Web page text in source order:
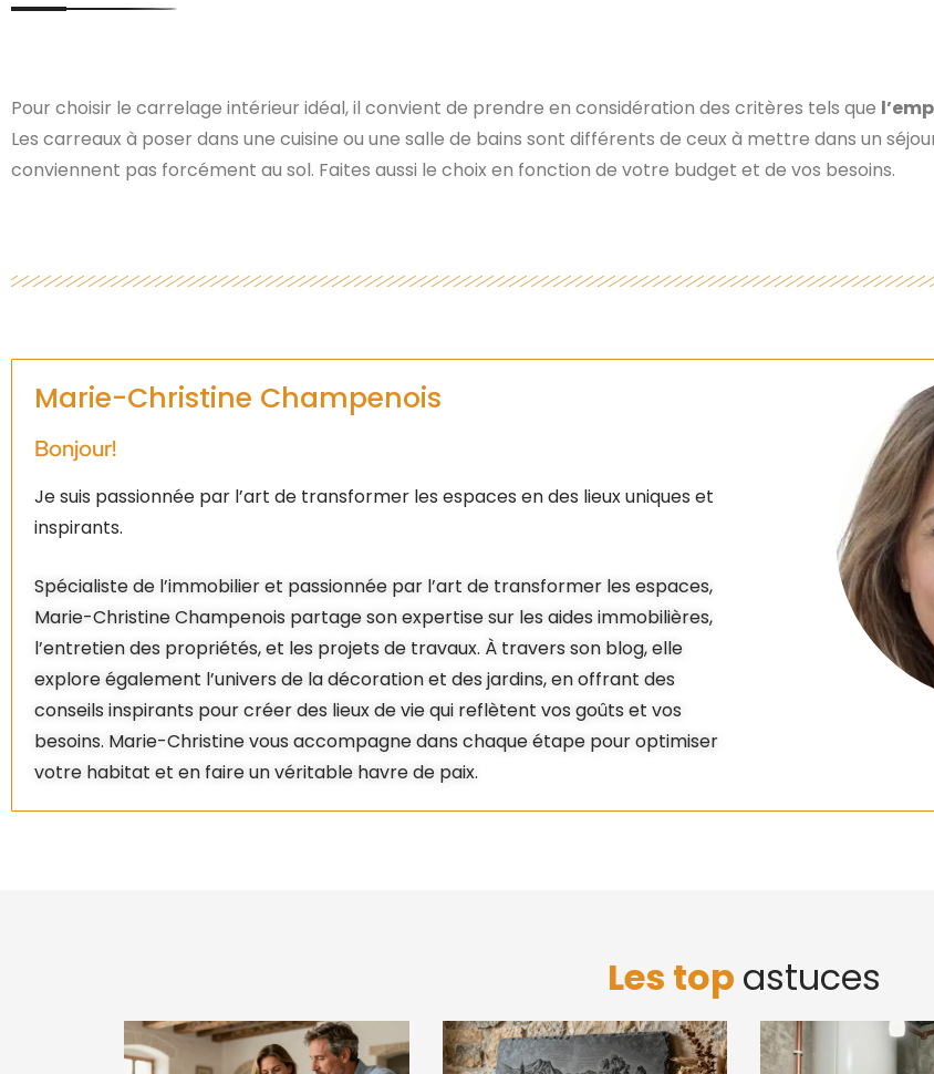
Pour choisir le carrelage intérieur idéal, il convient de prendre en considération des critères tels que
Les carreaux à poser dans une cuisine ou une salle de bains sont différents de ceux à mettre dans un
conviennent pas forcément au sol. Faites aussi le choix en fonction de votre budget et de vos besoins.
Marie-Christine Champenois
Bonjour!
Je suis passionnée par l’art de transformer les espaces en des lieux uniques et
inspirants.
Spécialiste de l’immobilier et passionnée par l’art de transformer les espaces,
Marie-Christine Champenois partage son expertise sur les aides immobilières,
l’entretien des propriétés, et les projets de travaux. À travers son blog, elle
explore également l’univers de la décoration et des jardins, en offrant des
conseils inspirants pour créer des lieux de vie qui reflètent vos goûts et vos
besoins. Marie-Christine vous accompagne dans chaque étape pour optimiser
votre habitat et en faire un véritable havre de paix.
Les top astuces